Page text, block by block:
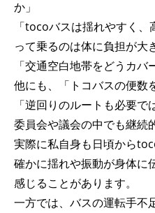
か」
「tocoバスは揺れやすく
って乗るのは体に負担が大
「交通空白地帯をどうカバ
他にも、「トコバスの便数
「逆回りのルートも必要で
委員会や議会の中でも継続
実際に私自身も日頃から
確かに揺れや振動が身体に
感じることがあります。
一方では、バスの運転手不